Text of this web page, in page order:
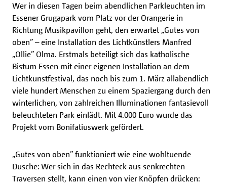
Wer in diesen Tagen beim abendlichen Parkleuchten im
Essener Grugapark vom Platz vor der Orangerie in
Richtung Musikpavillon geht, den erwartet „Gutes von
oben” – eine Installation des Lichtkünstlers Manfred
„Ollie” Olma. Erstmals beteiligt sich das katholische
Bistum Essen mit einer eigenen Installation an dem
Lichtkunstfestival, das noch bis zum 1. März allabendlich
viele hundert Menschen zu einem Spaziergang durch den
winterlichen, von zahlreichen Illuminationen fantasievoll
beleuchteten Park einlädt. Mit 4.000 Euro wurde das
Projekt vom Bonifatiuswerk gefördert.
„Gutes von oben” funktioniert wie eine wohltuende
Dusche: Wer sich in das Rechteck aus senkrechten
Traversen stellt, kann einen von vier Knöpfen drücken: